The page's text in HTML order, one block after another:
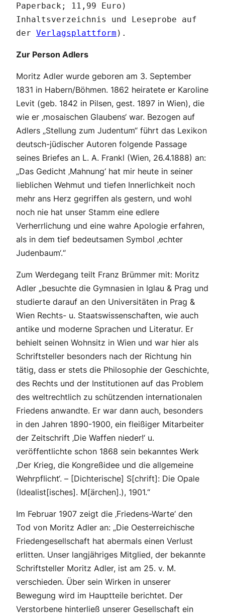
Paperback; 11,99 Euro)
Inhaltsverzeichnis und Leseprobe auf
der Verlagsplattform ).
Zur Person Adlers
Moritz Adler wurde geboren am 3. September
1831 in Habern/Böhmen. 1862 heiratete er Karoline
Levit (geb. 1842 in Pilsen, gest. 1897 in Wien), die
wie er ‚mosaischen Glaubens‘ war. Bezogen auf
Adlers „Stellung zum Judentum“ führt das Lexikon
deutsch-jüdischer Autoren folgende Passage
seines Briefes an L. A. Frankl (Wien, 26.4.1888) an:
„Das Gedicht ‚Mahnung‘ hat mir heute in seiner
lieblichen Wehmut und tiefen Innerlichkeit noch
mehr ans Herz gegriffen als gestern, und wohl
noch nie hat unser Stamm eine edlere
Verherrlichung und eine wahre Apologie erfahren,
als in dem tief bedeutsamen Symbol ‚echter
Judenbaum‘.“
Zum Werdegang teilt Franz Brümmer mit: Moritz
Adler „besuchte die Gymnasien in Iglau & Prag und
studierte darauf an den Universitäten in Prag &
Wien Rechts- u. Staatswissenschaften, wie auch
antike und moderne Sprachen und Literatur. Er
behielt seinen Wohnsitz in Wien und war hier als
Schriftsteller besonders nach der Richtung hin
tätig, dass er stets die Philosophie der Geschichte,
des Rechts und der Institutionen auf das Problem
des weltrechtlich zu schützenden internationalen
Friedens anwandte. Er war dann auch, besonders
in den Jahren 1890-1900, ein fleißiger Mitarbeiter
der Zeitschrift ‚Die Waffen nieder!‘ u.
veröffentlichte schon 1868 sein bekanntes Werk
‚Der Krieg, die Kongreßidee und die allgemeine
Wehrpflicht‘. – [Dichterische] S[chrift]: Die Opale
(Idealist[isches]. M[ärchen].), 1901.“
Im Februar 1907 zeigt die ‚Friedens-Warte‘ den
Tod von Moritz Adler an: „Die Oesterreichische
Friedengesellschaft hat abermals einen Verlust
erlitten. Unser langjähriges Mitglied, der bekannte
Schriftsteller Moritz Adler, ist am 25. v. M.
verschieden. Über sein Wirken in unserer
Bewegung wird im Hauptteile berichtet. Der
Verstorbene hinterließ unserer Gesellschaft ein